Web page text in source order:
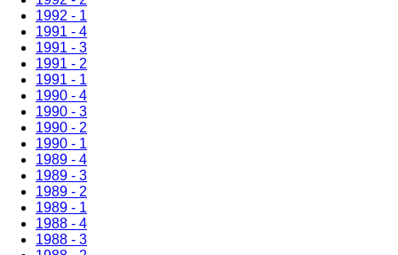
1992 - 1
1991 - 4
1991 - 3
1991 - 2
1991 - 1
1990 - 4
1990 - 3
1990 - 2
1990 - 1
1989 - 4
1989 - 3
1989 - 2
1989 - 1
1988 - 4
1988 - 3